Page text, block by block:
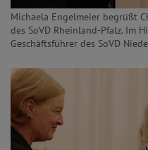
Michaela Engelmeier begrüßt
des SoVD Rheinland-Pfalz. Im
Geschäftsführer des SoVD